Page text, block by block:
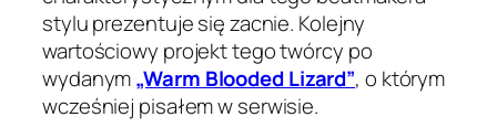
stylu prezentuje się zacnie. Kolejny
wartościowy projekt tego twórcy po
wydanym„Warm Blooded Lizard”, o którym
wcześniej pisałem w serwisie.